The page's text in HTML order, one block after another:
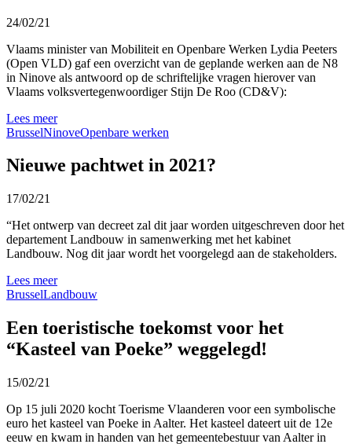
24/02/21
Vlaams minister van Mobiliteit en Openbare Werken Lydia Peeters
(Open VLD) gaf een overzicht van de geplande werken aan de N8
in Ninove als antwoord op de schriftelijke vragen hierover van
Vlaams volksvertegenwoordiger Stijn De Roo (CD&V):
Lees meer
BrusselNinoveOpenbare werken
Nieuwe pachtwet in 2021?
17/02/21
“Het ontwerp van decreet zal dit jaar worden uitgeschreven door het
departement Landbouw in samenwerking met het kabinet
Landbouw. Nog dit jaar wordt het voorgelegd aan de stakeholders.
Lees meer
BrusselLandbouw
Een toeristische toekomst voor het
“Kasteel van Poeke” weggelegd!
15/02/21
Op 15 juli 2020 kocht Toerisme Vlaanderen voor een symbolische
euro het kasteel van Poeke in Aalter. Het kasteel dateert uit de 12e
eeuw en kwam in handen van het gemeentebestuur van Aalter in